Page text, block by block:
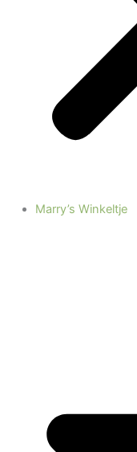
Marry’s Winkeltje